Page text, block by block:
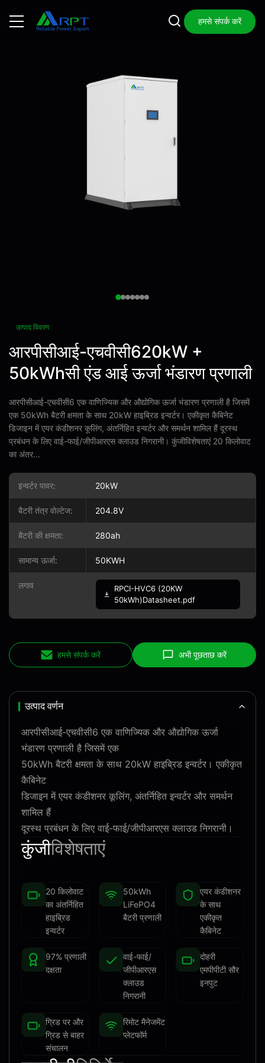
हमसे संपर्क करें
उत्पाद विवरण
आरपीसीआई-एचवीसी620kW +
50kWhसी एंड आई ऊर्जा भंडारण प्रणाली
आरपीसीआई-एचवीसी6 एक वाणिज्यिक और औद्योगिक ऊर्जा भंडारण प्रणाली है जिसमें
एक 50kWh बैटरी क्षमता के साथ 20kW हाइब्रिड इन्वर्टर। एकीकृत कैबिनेट
डिजाइन में एयर कंडीशनर कूलिंग, अंतर्निहित इन्वर्टर और समर्थन शामिल हैं दूरस्थ
प्रबंधन के लिए वाई-फाई/जीपीआरएस क्लाउड निगरानी। कुंजीविशेषताएं 20 किलोवाट
का अंतर...
इन्वर्टर पावर: 20kW
बैटरी तंत्र वोल्टेज: 204.8V
बैटरी की क्षमता: 280ah
सामान्य ऊर्जा: 50KWH
लगाव
RPCI-HVC6 (20KW
50kWh)Datasheet.pdf
हमसे संपर्क करें अभी पूछताछ करें
उत्पाद वर्णन
आरपीसीआई-एचवीसी6 एक वाणिज्यिक और औद्योगिक ऊर्जा
भंडारण प्रणाली है जिसमें एक
50kWh बैटरी क्षमता के साथ 20kW हाइब्रिड इन्वर्टर। एकीकृत
कैबिनेट
डिजाइन में एयर कंडीशनर कूलिंग, अंतर्निहित इन्वर्टर और समर्थन
शामिल हैं
दूरस्थ प्रबंधन के लिए वाई-फाई/जीपीआरएस क्लाउड निगरानी।
कुंजीविशेषताएं
20 किलोवाट
का अंतर्निहित
हाइब्रिड
इन्वर्टर
50kWh
LiFePO4
बैटरी प्रणाली
एयर कंडीशनर
के साथ
एकीकृत
कैबिनेट
97% प्रणाली
दक्षता
वाई-फाई/
जीपीआरएस
क्लाउड
निगरानी
दोहरी
एमपीपीटी सौर
इनपुट
ग्रिड पर और
ग्रिड से बाहर
संचालन
रिमोट मैनेजमेंट
प्लेटफॉर्म